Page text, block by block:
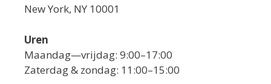
New York, NY 10001
Uren
Maandag—vrijdag: 9:00–17:00
Zaterdag & zondag: 11:00–15:00